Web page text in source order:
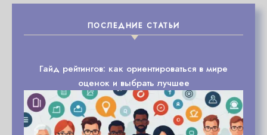
ПОСЛЕДНИЕ СТАТЬИ
Гайд рейтингов: как ориентироваться в мире
оценок и выбрать лучшее